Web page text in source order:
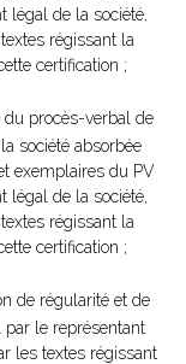
légal de la société,
régissant la
certification ;
du procès-verbal de
société absorbée
exemplaires du PV
légal de la société,
régissant la
certification ;
de régularité et de
par le représentant
les textes régissant